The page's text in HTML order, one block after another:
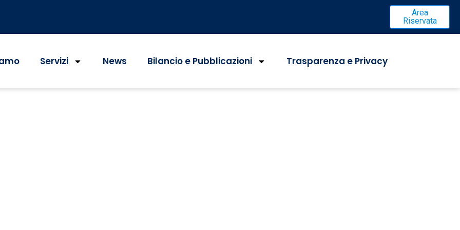
Area
Riservata
Servizi News Bilancio e Pubblicazioni Trasparenza e Privacy